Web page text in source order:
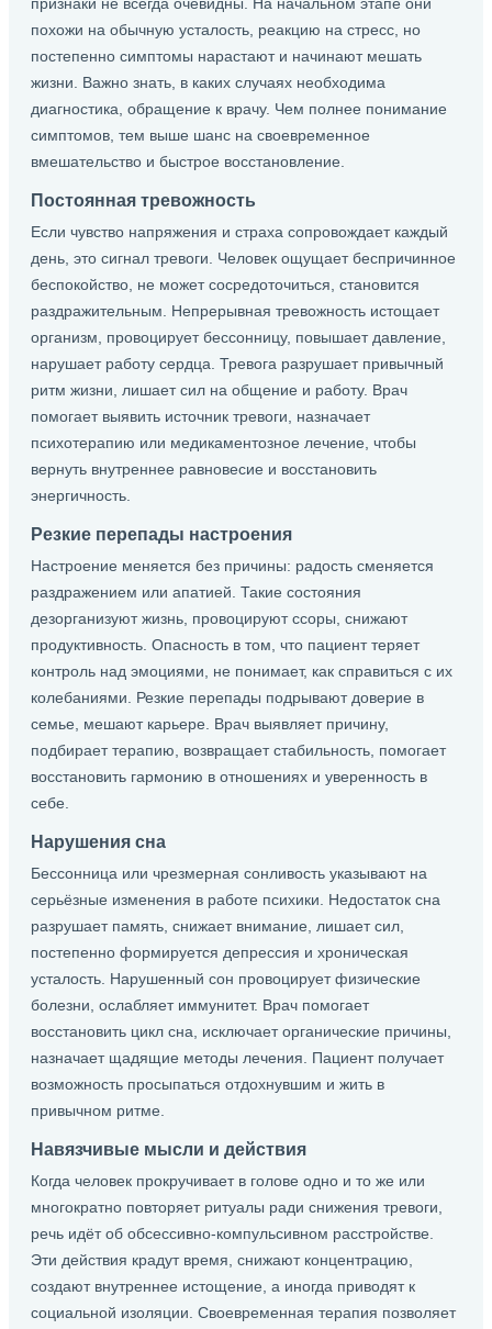
похожи на обычную усталость, реакцию на стресс, но
постепенно симптомы нарастают и начинают мешать
жизни. Важно знать, в каких случаях необходима
диагностика, обращение к врачу. Чем полнее понимание
симптомов, тем выше шанс на своевременное
вмешательство и быстрое восстановление.
Постоянная тревожность
Если чувство напряжения и страха сопровождает каждый
день, это сигнал тревоги. Человек ощущает беспричинное
беспокойство, не может сосредоточиться, становится
раздражительным. Непрерывная тревожность истощает
организм, провоцирует бессонницу, повышает давление,
нарушает работу сердца. Тревога разрушает привычный
ритм жизни, лишает сил на общение и работу. Врач
помогает выявить источник тревоги, назначает
психотерапию или медикаментозное лечение, чтобы
вернуть внутреннее равновесие и восстановить
энергичность.
Резкие перепады настроения
Настроение меняется без причины: радость сменяется
раздражением или апатией. Такие состояния
дезорганизуют жизнь, провоцируют ссоры, снижают
продуктивность. Опасность в том, что пациент теряет
контроль над эмоциями, не понимает, как справиться с их
колебаниями. Резкие перепады подрывают доверие в
семье, мешают карьере. Врач выявляет причину,
подбирает терапию, возвращает стабильность, помогает
восстановить гармонию в отношениях и уверенность в
себе.
Нарушения сна
Бессонница или чрезмерная сонливость указывают на
серьёзные изменения в работе психики. Недостаток сна
разрушает память, снижает внимание, лишает сил,
постепенно формируется депрессия и хроническая
усталость. Нарушенный сон провоцирует физические
болезни, ослабляет иммунитет. Врач помогает
восстановить цикл сна, исключает органические причины,
назначает щадящие методы лечения. Пациент получает
возможность просыпаться отдохнувшим и жить в
привычном ритме.
Навязчивые мысли и действия
Когда человек прокручивает в голове одно и то же или
многократно повторяет ритуалы ради снижения тревоги,
речь идёт об обсессивно-компульсивном расстройстве.
Эти действия крадут время, снижают концентрацию,
создают внутреннее истощение, а иногда приводят к
социальной изоляции. Своевременная терапия позволяет